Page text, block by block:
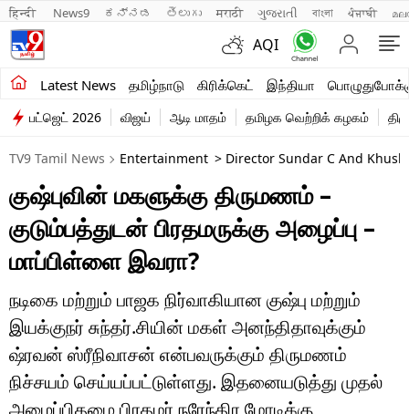
हिन्दी News9 ಕನ್ನಡ తెలుగు मराठी ગુજરાતી বাংলা ਪੰਜਾਬੀ
AQI
Latest News தமிழ்நாடு கிரிக்கெட் இந்தியா
சமீபத்திய செய்திகள்
தமிழ்நாடு
இந்தியா
உலகம்
விளையாட்டு
பொழுதுபோக்கு
லைஃப்ஸ்டைல்
வணிகம்
பட்ஜெட் 2026 விஜய் ஆடி மாதம் தமிழக வெற்றிக் கழகம்
TV9 Tamil News Entertainment > Director Sundar C And
குஷ்புவின் மகளுக்கு திருமணம் –
குடும்பத்துடன் பிரதமருக்கு அழைப்பு –
மாப்பிள்ளை இவரா?
நடிகை மற்றும் பாஜக நிர்வாகியான குஷ்பு மற்றும்
இயக்குநர் சுந்தர்.சியின் மகள் அனந்திதாவுக்கும்
ஷ்ரவன் ஸ்ரீநிவாசன் என்பவருக்கும் திருமணம்
நிச்சயம் செய்யப்பட்டுள்ளது. இதனையடுத்து முதல்
அழைப்பிதழை பிரதமர் நரேந்திர மோடிக்கு